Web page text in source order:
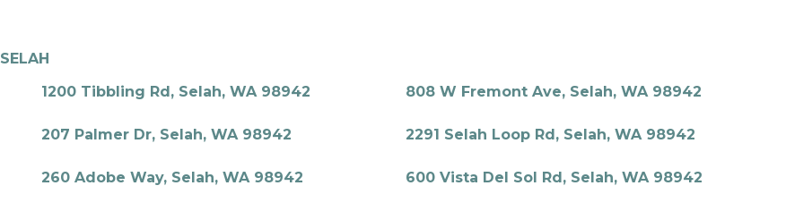
SELAH
1200 Tibbling Rd, Selah, WA 98942 808 W Fremont Ave, Selah, WA 98942
207 Palmer Dr, Selah, WA 98942 2291 Selah Loop Rd, Selah, WA 98942
260 Adobe Way, Selah, WA 98942 600 Vista Del Sol Rd, Selah, WA 98942